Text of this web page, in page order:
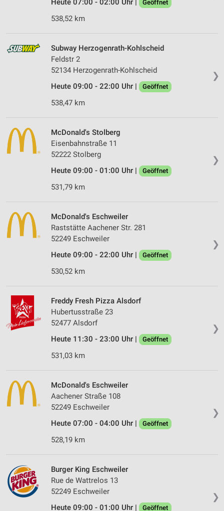
Heute 07:00 - 02:00 Uhr |
Geöffnet
538,52 km
❯
Subway Herzogenrath-Kohlscheid
Feldstr 2
52134 Herzogenrath-Kohlscheid
Heute 09:00 - 22:00 Uhr |
Geöffnet
538,47 km
❯
McDonald's Stolberg
Eisenbahnstraße 11
52222 Stolberg
Heute 09:00 - 01:00 Uhr |
Geöffnet
531,79 km
❯
McDonald's Eschweiler
Raststätte Aachener Str. 281
52249 Eschweiler
Heute 09:00 - 22:00 Uhr |
Geöffnet
530,52 km
❯
Freddy Fresh Pizza Alsdorf
Hubertusstraße 23
52477 Alsdorf
Heute 11:30 - 23:00 Uhr |
Geöffnet
531,03 km
❯
McDonald's Eschweiler
Aachener Straße 108
52249 Eschweiler
Heute 07:00 - 04:00 Uhr |
Geöffnet
528,19 km
❯
Burger King Eschweiler
Rue de Wattrelos 13
52249 Eschweiler
Heute 09:00 - 01:00 Uhr |
Geöffnet